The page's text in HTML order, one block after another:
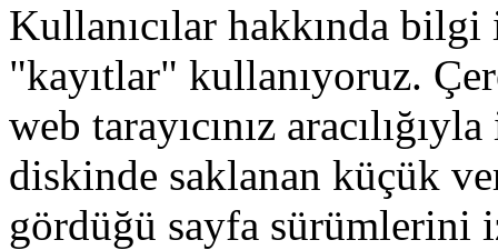
Kullanıcılar hakkında
"kayıtlar" kullanıyoruz.
web tarayıcınız
diskinde saklanan küçük
gördüğü sayfa sürümlerini